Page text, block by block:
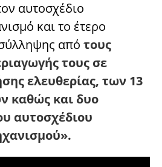
αυτοσχέδιο
και το έτερο
από τους
τους σε
ελευθερίας, των 13
καθώς και δυο
αυτοσχέδιου